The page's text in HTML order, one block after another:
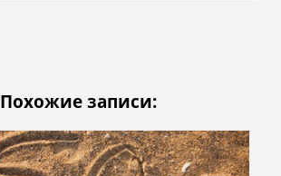
Похожие записи: